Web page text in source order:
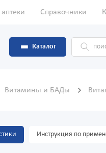
Справочники
Каталог
Витамины и БАДы
Инструкция по